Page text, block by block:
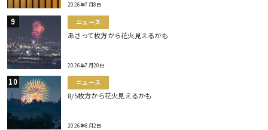
2026年7月8日
ニュース
あさって枚方から花火見えるかも
2026年7月20日
ニュース
8/5枚方から花火見えるかも
2026年8月2日